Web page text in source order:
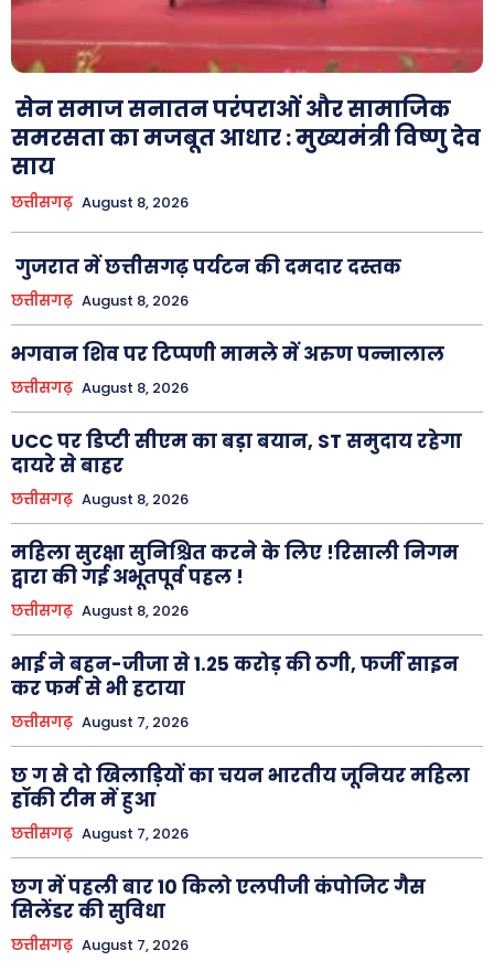
सेन समाज सनातन परंपराओं और सामाजिक
समरसता का मजबूत आधार : मुख्यमंत्री विष्णु देव
साय
छत्तीसगढ़ August 8, 2026
गुजरात में छत्तीसगढ़ पर्यटन की दमदार दस्तक
छत्तीसगढ़ August 8, 2026
भगवान शिव पर टिप्पणी मामले में अरुण पन्नालाल
छत्तीसगढ़ August 8, 2026
UCC पर डिप्टी सीएम का बड़ा बयान, ST समुदाय रहेगा
दायरे से बाहर
छत्तीसगढ़ August 8, 2026
महिला सुरक्षा सुनिश्चित करने के लिए !रिसाली निगम
द्वारा की गई अभूतपूर्व पहल !
छत्तीसगढ़ August 8, 2026
भाई ने बहन-जीजा से 1.25 करोड़ की ठगी, फर्जी साइन
कर फर्म से भी हटाया
छत्तीसगढ़ August 7, 2026
छ ग से दो खिलाड़ियों का चयन भारतीय जूनियर महिला
हॉकी टीम में हुआ
छत्तीसगढ़ August 7, 2026
छग में पहली बार 10 किलो एलपीजी कंपोजिट गैस
सिलेंडर की सुविधा
छत्तीसगढ़ August 7, 2026